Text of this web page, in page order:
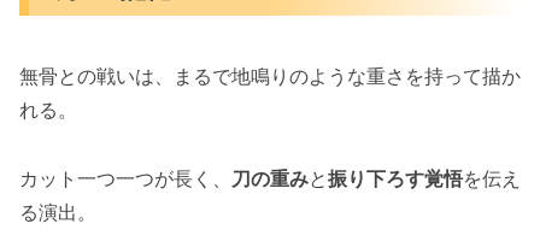
無骨との戦いは、まるで地鳴りのような重さを持って描か
れる。
カット一つ一つが長く、 刀の重みと振り下ろす覚悟を伝え
る演出。